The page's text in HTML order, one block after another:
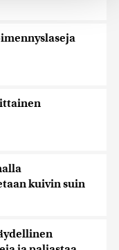
Lisäksi
käytät
näitä
heille tai joita on
kuivin suin